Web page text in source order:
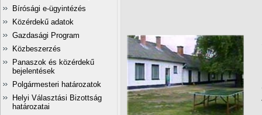
Bírósági e-ügyintézés
Közérdekű adatok
Gazdasági Program
Közbeszerzés
Panaszok és közérdekű
bejelentések
Polgármesteri határozatok
Helyi Választási Bizottság
határozatai